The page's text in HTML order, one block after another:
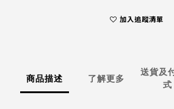
加入追蹤清單
商品描述 了解更多
送貨及
式